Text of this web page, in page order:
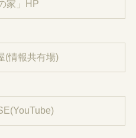
家」HP
(情報共有場)